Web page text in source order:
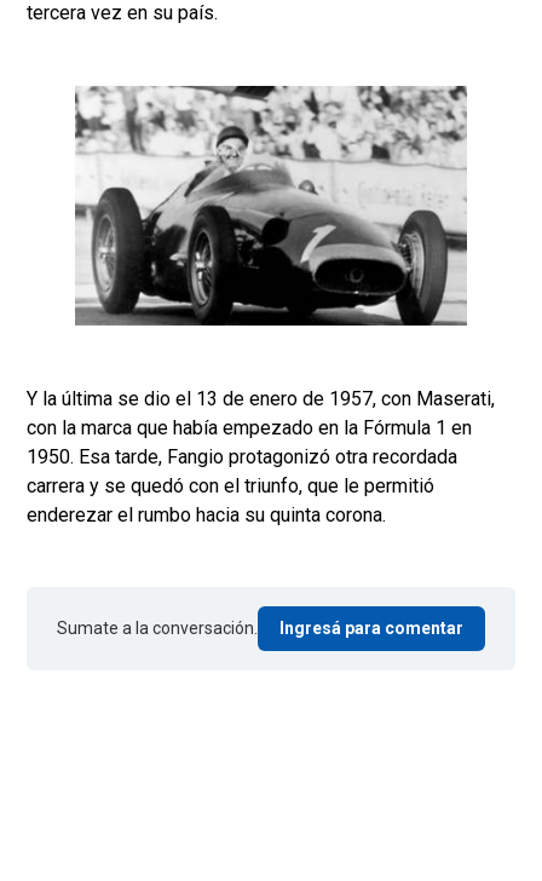
tercera vez en su país.
Y la última se dio el 13 de enero de 1957, con Maserati,
con la marca que había empezado en la Fórmula 1 en
1950. Esa tarde, Fangio protagonizó otra recordada
carrera y se quedó con el triunfo, que le permitió
enderezar el rumbo hacia su quinta corona.
Sumate a la conversación. Ingresá para comentar